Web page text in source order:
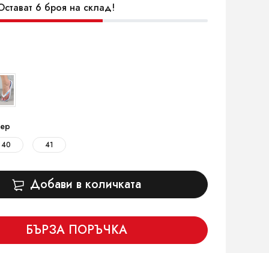
6 броя на склад!
40 41
Добави в количката
БЪРЗА ПОРЪЧКА